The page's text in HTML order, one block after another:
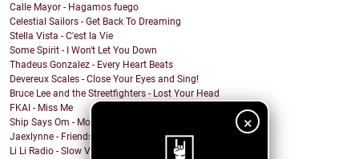
×
Calle Mayor - Hagamos fuego
Celestial Sailors - Get Back To Dreaming
Stella Vista - C'est la Vie
Some Spirit - I Won't Let You Down
Thadeus Gonzalez - Every Heart Beats
Devereux Scales - Close Your Eyes and Sing!
Bruce Lee and the Streetfighters - Lost Your Head
FKAI - Miss Me
Ship Says Om - Mother Director
Jaexlynne - Friends Like You
Li Li Radio - Slow View